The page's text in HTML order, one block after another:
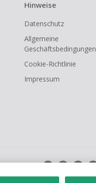
Hinweise
Datenschutz
Allgemeine
Geschäftsbedingungen
Cookie-Richtlinie
Impressum